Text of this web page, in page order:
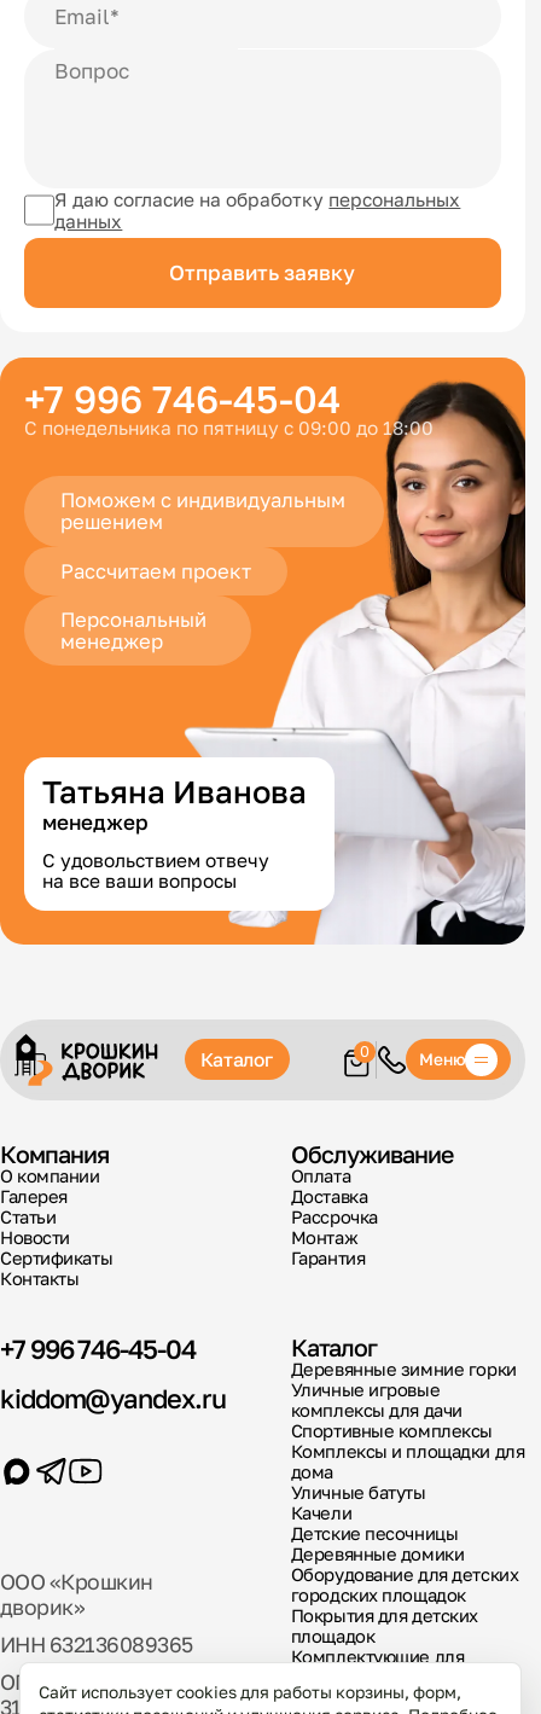
Я даю согласие на обработку персональных
данных
Отправить заявку
+7 996 746-45-04
С понедельника по пятницу с 09:00 до 18:00
Поможем с индивидуальным
решением
Рассчитаем проект
Персональный
менеджер
Татьяна Иванова
менеджер
С удовольствием отвечу
на все ваши вопросы
Каталог 0 Меню
+7 996 746-45-04
kiddom@yandex.ru
ООО «Крошкин
дворик»
ИНН 632136089365
ОГРН
317631300029000
Компания
О компании
Галерея
Статьи
Новости
Сертификаты
Контакты
Обслуживание
Оплата
Доставка
Рассрочка
Монтаж
Гарантия
Каталог
Деревянные зимние горки
Уличные игровые
комплексы для дачи
Спортивные комплексы
Комплексы и площадки для
дома
Уличные батуты
Качели
Детские песочницы
Деревянные домики
Оборудование для детских
городских площадок
Покрытия для детских
площадок
Комплектующие для
Сайт использует cookies для работы корзины, форм,